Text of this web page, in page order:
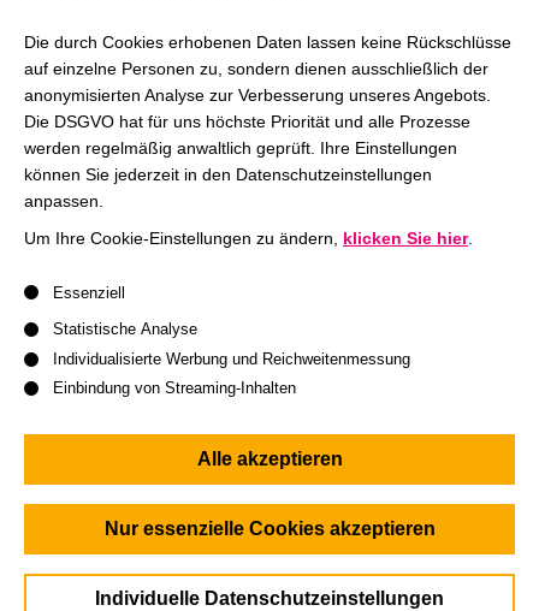
Dies hat uns darin bestärkt, eine Plattform anzubieten, die
es ermöglicht, sich an derzukünftigen Entwicklung der
HHLmit einem Klick zu beteiligen. Als eine der führenden
privaten Business Schools mit universitärem Abschluss in
Deutschland,benötigt die HHL Sie als Unterstützer für
eine erfolgreiche Zukunft
: Zur Verbesserung des
weiterhin in neueTechnologien für digitale
Lernmethoden
Jetzt gleich spenden:
Die durch Cookies erhobenen Daten lassen keine Rückschlüsse
auf einzelne Personen zu, sondern dienen ausschließlich der
anonymisierten Analyse zur Verbesserung unseres Angebots.
Die DSGVO hat für uns höchste Priorität und alle Prozesse
werden regelmäßig anwaltlich geprüft. Ihre Einstellungen
können Sie jederzeit in den Datenschutzeinstellungen
anpassen.
Um Ihre Cookie-Einstellungen zu ändern, klicken Sie hier.
Essenziell
Statistische Analyse
Individualisierte Werbung und Reichweitenmessung
Einbindung von Streaming-Inhalten
Alle akzeptieren
Nur essenzielle Cookies akzeptieren
Individuelle Datenschutzeinstellungen